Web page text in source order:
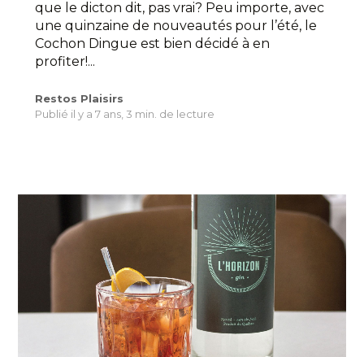
que le dicton dit, pas vrai? Peu importe, avec
une quinzaine de nouveautés pour l’été, le
Cochon Dingue est bien décidé à en
profiter!...
Restos Plaisirs
Publié il y a 7 ans, 3 min. de lecture